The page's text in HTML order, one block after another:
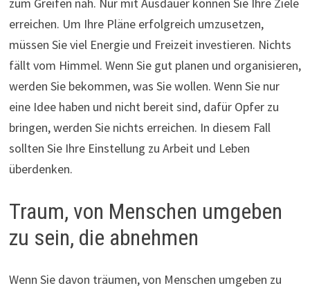
zum Greifen nah. Nur mit Ausdauer können Sie Ihre Ziele
erreichen. Um Ihre Pläne erfolgreich umzusetzen,
müssen Sie viel Energie und Freizeit investieren. Nichts
fällt vom Himmel. Wenn Sie gut planen und organisieren,
werden Sie bekommen, was Sie wollen. Wenn Sie nur
eine Idee haben und nicht bereit sind, dafür Opfer zu
bringen, werden Sie nichts erreichen. In diesem Fall
sollten Sie Ihre Einstellung zu Arbeit und Leben
überdenken.
Traum, von Menschen umgeben
zu sein, die abnehmen
Wenn Sie davon träumen, von Menschen umgeben zu